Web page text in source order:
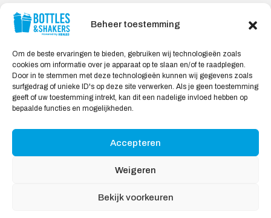
Beheer toestemming
Om de beste ervaringen te bieden, gebruiken wij technologieën zoals
cookies om informatie over je apparaat op te slaan en/of te raadplegen.
Door in te stemmen met deze technologieën kunnen wij gegevens zoals
surfgedrag of unieke ID's op deze site verwerken. Als je geen toestemming
geeft of uw toestemming intrekt, kan dit een nadelige invloed hebben op
bepaalde functies en mogelijkheden.
Accepteren
Weigeren
Bekijk voorkeuren
Contact
Levering & Retourneren
Veilig Shoppen
My account
Winkelwagen